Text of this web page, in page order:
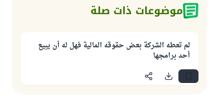
موضوعات ذات صلة
لم تعطه الشركة بعض حقوقه المالية فهل له أن يبيع
أحد برامجها